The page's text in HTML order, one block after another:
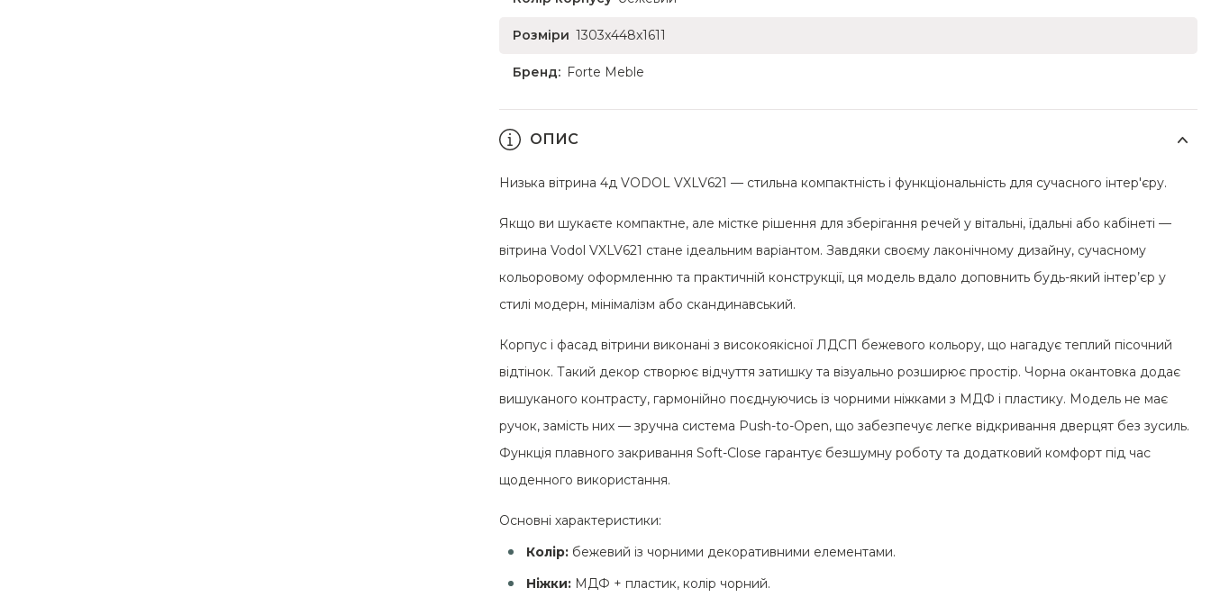
Розміри 1303x448x1611
Бренд: Forte Meble
ОПИС
Низька вітрина 4д VODOL VXLV621 — стильна компактність і функціональність для сучасного інтер'єру.
Якщо ви шукаєте компактне, але містке рішення для зберігання речей у вітальні, їдальні або кабінеті —
вітрина Vodol VXLV621 стане ідеальним варіантом. Завдяки своєму лаконічному дизайну, сучасному
кольоровому оформленню та практичній конструкції, ця модель вдало доповнить будь-який інтер’єр у
стилі модерн, мінімалізм або скандинавський.
Корпус і фасад вітрини виконані з високоякісної ЛДСП бежевого кольору, що нагадує теплий пісочний
відтінок. Такий декор створює відчуття затишку та візуально розширює простір. Чорна окантовка додає
вишуканого контрасту, гармонійно поєднуючись із чорними ніжками з МДФ і пластику. Модель не має
ручок, замість них — зручна система Push-to-Open, що забезпечує легке відкривання дверцят без зусиль.
Функція плавного закривання Soft-Close гарантує безшумну роботу та додатковий комфорт під час
щоденного використання.
Основні характеристики:
Колір: бежевий із чорними декоративними елементами.
Ніжки: МДФ + пластик, колір чорний.